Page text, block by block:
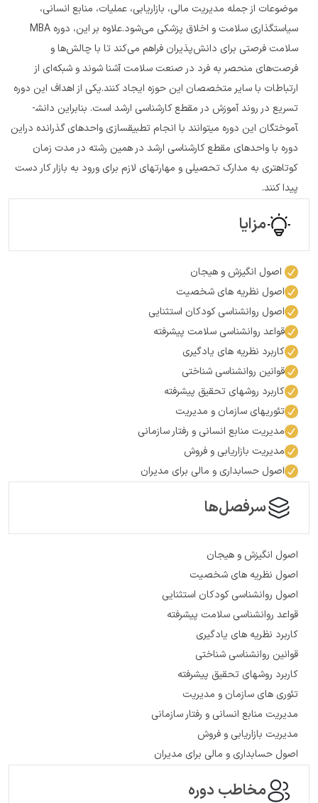
موضوعات از جمله مدیریت مالی، بازاریابی، عملیات، منابع انسانی،
سیاستگذاری سلامت و اخلاق پزشکی می‌شود.علاوه بر این، دوره MBA
سلامت فرصتی برای دانش‌پذیران فراهم می‌کند تا با چالش‌ها و
فرصت‌های منحصر به فرد در صنعت سلامت آشنا شوند و شبکه‌ای از
ارتباطات با سایر متخصصان این حوزه ایجاد کنند.یکی از اهداف این دوره
تسریع در روند آموزش در مقطع کارشناسی ارشد است. بنابراین دانش­
آموختگان این دوره می­توانند با انجام تطبیق­سازی واحدهای گذرانده دراین
دوره با واحدهای مقطع کارشناسی ارشد در همین رشته در مدت زمان
کوتاه­تری به مدارک تحصیلی و مهارت­های لازم برای ورود به بازار کار دست
پیدا کنند.
مزایا
اصول انگیزش و هیجان
اصول نظریه ­های شخصیت
اصول روان­شناسی کودکان استثنایی
قواعد روان­شناسی سلامت پیشرفته
کاربرد نظریه­ های یادگیری
قوانین روان­شناسی شناختی
کاربرد رو­ش­های تحقیق پیشرفته
تئوری­های سازمان و مدیریت
مدیریت منابع انسانی و رفتار سازمانی
مدیریت بازاریابی و فروش
اصول حسابداری و مالی برای مدیران
سرفصل‌ها
اصول انگیزش و هیجان
اصول نظریه­ های شخصیت
اصول روان­شناسی کودکان استثنایی
قواعد روان­شناسی سلامت پیشرفته
کاربرد نظریه­ های یادگیری
قوانین روان­شناسی شناختی
کاربرد رو­ش­های تحقیق پیشرفته
تئوری ­های سازمان و مدیریت
مدیریت منابع انسانی و رفتار سازمانی
مدیریت بازاریابی و فروش
اصول حسابداری و مالی برای مدیران
مخاطب دوره